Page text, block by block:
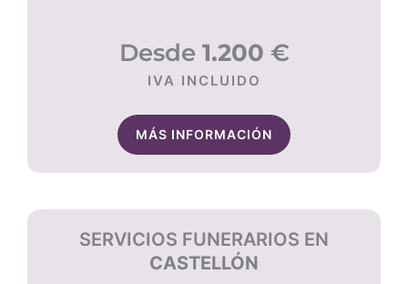
Desde 1.200 €
IVA INCLUIDO
MÁS INFORMACIÓN
SERVICIOS FUNERARIOS EN
CASTELLÓN